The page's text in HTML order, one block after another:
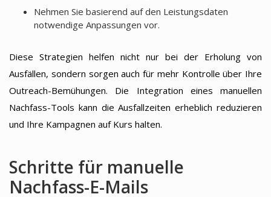
Nehmen Sie basierend auf den Leistungsdaten
notwendige Anpassungen vor.
Diese Strategien helfen nicht nur bei der Erholung von
Ausfällen, sondern sorgen auch für mehr Kontrolle über Ihre
Outreach-Bemühungen. Die Integration eines manuellen
Nachfass-Tools kann die Ausfallzeiten erheblich reduzieren
und Ihre Kampagnen auf Kurs halten.
Schritte für manuelle
Nachfass-E-Mails